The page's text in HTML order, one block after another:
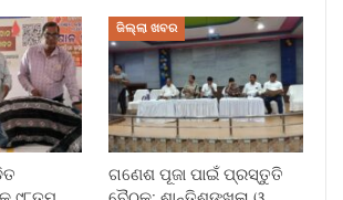
ଜିଲ୍ଲା ଖବର
ଗଣେଶ ପୂଜା ପାଇଁ ପ୍ରସ୍ତୁତି